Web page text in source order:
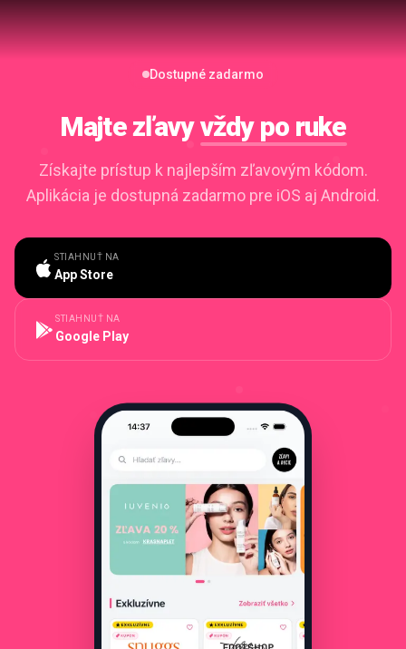
Dostupné zadarmo
Majte zľavyvždy po ruke
Získajte prístup k najlepším zľavovým kódom.
Aplikácia je dostupná zadarmo pre iOS aj Android.
STIAHNUŤ NA
App Store
STIAHNUŤ NA
Google Play